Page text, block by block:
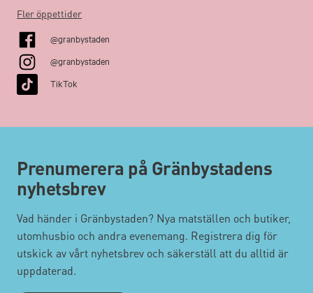
Fler öppettider
@granbystaden
@granbystaden
TikTok
Prenumerera på Gränbystadens
nyhetsbrev
Vad händer i Gränbystaden? Nya matställen och butiker,
utomhusbio och andra evenemang. Registrera dig för
utskick av vårt nyhetsbrev och säkerställ att du alltid är
uppdaterad.